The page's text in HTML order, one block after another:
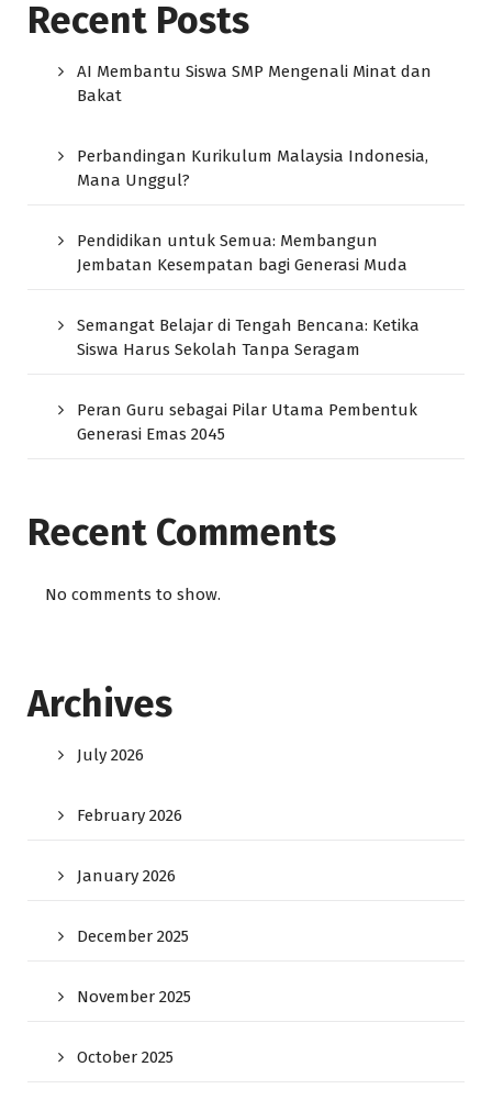
Recent Posts
AI Membantu Siswa SMP Mengenali Minat dan
Bakat
Perbandingan Kurikulum Malaysia Indonesia,
Mana Unggul?
Pendidikan untuk Semua: Membangun
Jembatan Kesempatan bagi Generasi Muda
Semangat Belajar di Tengah Bencana: Ketika
Siswa Harus Sekolah Tanpa Seragam
Peran Guru sebagai Pilar Utama Pembentuk
Generasi Emas 2045
Recent Comments
No comments to show.
Archives
July 2026
February 2026
January 2026
December 2025
November 2025
October 2025